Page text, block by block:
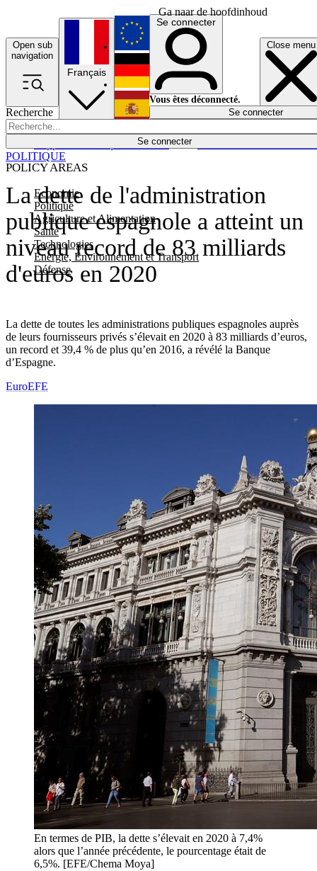
Ga naar de hoofdinhoud
Open sub
navigation
Close menu
Recherche
Se connecter
POLICY AREAS
Economie
Politique
Agriculture et Alimentation
Santé
Technologies
Energie, Environnement et Transport
Défense
Économie
Français
English
Deutsch
Español
Se connecter
Vous êtes déconnecté.
Se connecter
La dette de l'administration
publique espagnole a atteint un
niveau record de 83 milliards
d'euros en 2020
La dette de toutes les administrations publiques espagnoles auprès
de leurs fournisseurs privés s’élevait en 2020 à 83 milliards d’euros,
un record et 39,4 % de plus qu’en 2016, a révélé la Banque
d’Espagne.
POLITIQUE
EuroEFE
En termes de PIB, la dette s’élevait en 2020 à 7,4%
alors que l’année précédente, le pourcentage était de
6,5%. [EFE/Chema Moya]